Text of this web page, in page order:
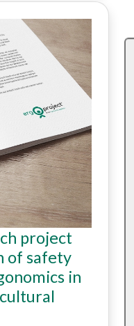
project
of safety
in